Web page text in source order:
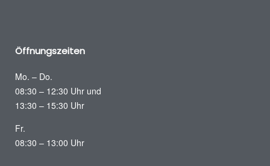
Öffnungszeiten
Mo. – Do.
08:30 – 12:30 Uhr und
13:30 – 15:30 Uhr
Fr.
08:30 – 13:00 Uhr